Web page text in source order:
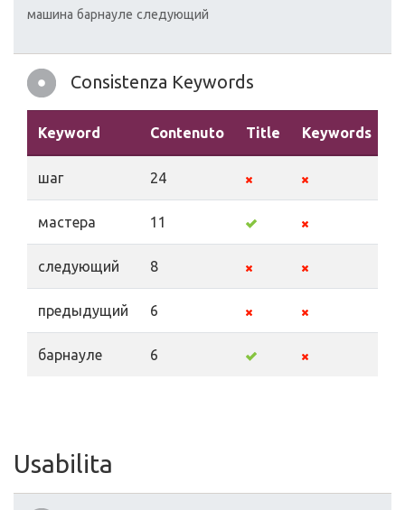
машина барнауле следующий
Consistenza Keywords
Keyword Contenuto Title Keywords
шаг 24
мастера 11
следующий 8
предыдущий 6
барнауле 6
Usabilita